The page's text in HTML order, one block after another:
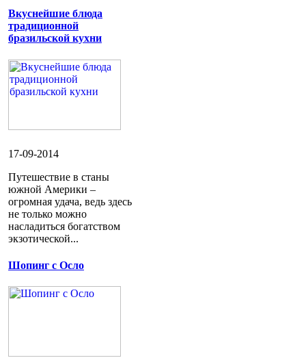
Вкуснейшие блюда
традиционной
бразильской кухни
17-09-2014
Путешествие в станы
южной Америки –
огромная удача, ведь здесь
не только можно
насладиться богатством
экзотической...
Шопинг с Осло